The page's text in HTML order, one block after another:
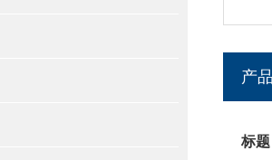
产
标